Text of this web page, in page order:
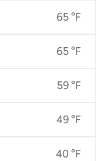
65 °F
65 °F
59 °F
49 °F
40 °F